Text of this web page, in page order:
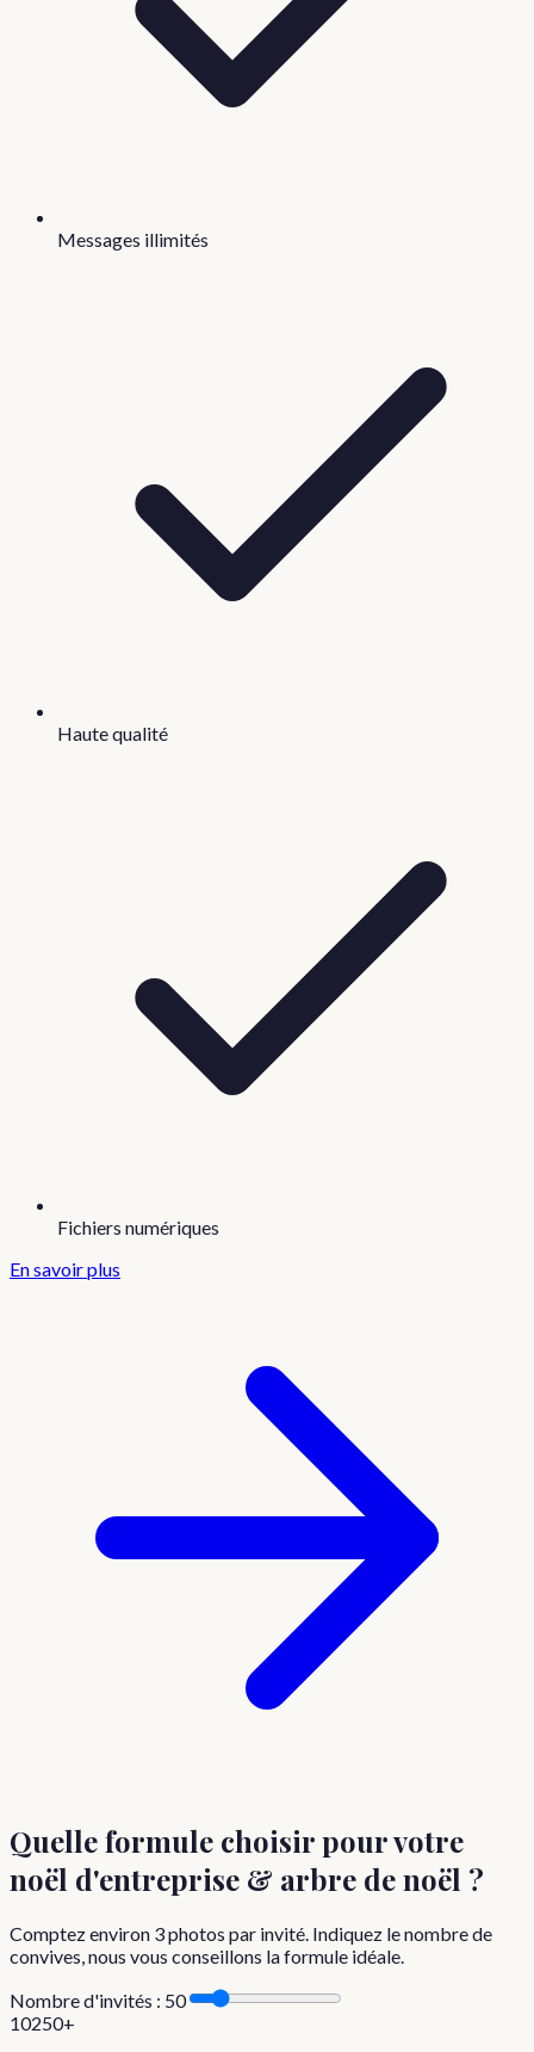
Messages illimités
Haute qualité
Fichiers numériques
En savoir plus
Quelle formule choisirpour votre
noël d'entreprise & arbre de noël ?
Comptez environ 3photos par invité. Indiquez le nombre de
convives, nous vous conseillons la formule idéale.
Nombre d'invités : 50
10250+